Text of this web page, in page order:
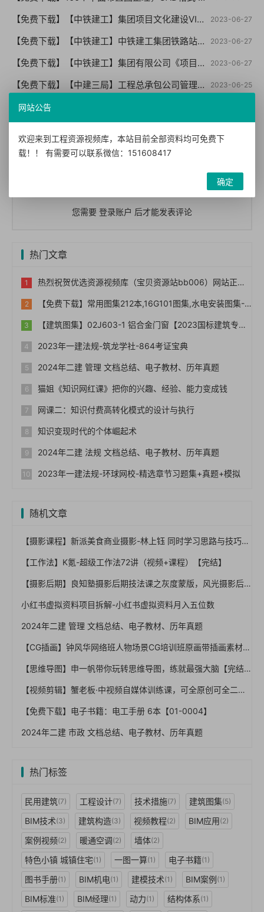
2023-06-27
【免费下载】【中铁建工】集团项目文化建设VI指导手册【01-0056】
2023-06-27
【免费下载】【中铁建工】中铁建工集团铁路站房项目文化标准化建设VI手册【01-0055】
2023-06-27
【免费下载】【中铁建工】集团有限公司《项目机构标准化管理指导手册（试行版）【01-0054】
2023-06-25
【免费下载】【中建三局】工程总承包公司管理制度汇编（146页 编制详细）【01-0053】
【免费下载】房地产项目开发流程与运营管理，49页PPT【01-0052】
【免费下载】安全生产文明施工亮点策划，118页PPT【01-0050】
您需要 登录账户 后才能发表评论
热门文章
热烈祝贺优选资源视频库（宝贝资源站bb006）网站正式上线！！
【免费下载】常用图集212本,16G101图集,水电安装图集-254本【01-0014】
【建筑图集】02J603-1 铝合金门窗【2023国标建筑专业图集大全】
2023年一建法规-筑龙学社-864考证宝典
2024年二建 管理 文档总结、电子教材、历年真题
猫姐《知识网红课》把你的兴趣、经验、能力变成钱
网课二：知识付费高转化模式的设计与执行
知识变现时代的个体崛起术
2024年二建 法规 文档总结、电子教材、历年真题
2023年一建法规-环球网校-精选章节习题集+真题+模拟
随机文章
【摄影课程】新派美食商业摄影-林上钰 同时学习思路与技巧【完结】
【工作法】K氪-超级工作法72讲（视频+课程）【完结】
【摄影后期】良知塾摄影后期技法课之灰度蒙版，风光摄影后期领域高阶调整技术（完结）
小红书虚拟资料项目拆解-小红书虚拟资料月入五位数
2024年二建 管理 文档总结、电子教材、历年真题
【CG插画】钟风华网络班人物场景CG培训班原画带插画素材完整视频教程
【思维导图】申一帆带你玩转思维导图，练就最强大脑【完结】
【视频剪辑】蟹老板·中视频自媒体训练课，可全原创可全二次剪辑的玩法
【免费下载】电子书籍：电工手册 6本【01-0004】
2024年二建 市政 文档总结、电子教材、历年真题
热门标签
民用建筑(7) 工程设计(7) 技术措施(7) 建筑图集(5)
BIM技术(3) 建筑构造(3) 视频教程(2) BIM应用(2)
案例视频(2) 暖通空调(2) 墙体(2)
特色小镇 城镇住宅(1) 一图一算(1) 电子书籍(1)
图书手册(1) BIM机电(1) 建模技术(1) BIM案例(1)
BIM标准(1) BIM经理(1) 动力(1) 结构体系(1)
网站公告
欢迎来到工程资源视频库，本站目前全部资料均可免费下
载！！ 有需要可以联系微信：151608417
确定